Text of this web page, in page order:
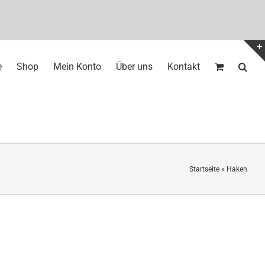
Shop Mein Konto Über uns Kontakt
Startseite » Haken